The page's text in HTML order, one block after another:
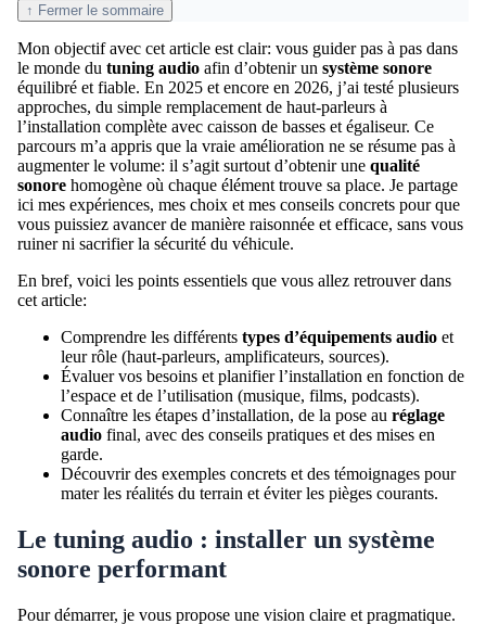
↑ Fermer le sommaire
Mon objectif avec cet article est clair: vous guider pas à pas dans
le monde du tuning audio afin d’obtenir un système sonore
équilibré et fiable. En 2025 et encore en 2026, j’ai testé plusieurs
approches, du simple remplacement de haut-parleurs à
l’installation complète avec caisson de basses et égaliseur. Ce
parcours m’a appris que la vraie amélioration ne se résume pas à
augmenter le volume: il s’agit surtout d’obtenir une qualité
sonore homogène où chaque élément trouve sa place. Je partage
ici mes expériences, mes choix et mes conseils concrets pour que
vous puissiez avancer de manière raisonnée et efficace, sans vous
ruiner ni sacrifier la sécurité du véhicule.
En bref, voici les points essentiels que vous allez retrouver dans
cet article:
Comprendre les différents types d’équipements audio et
leur rôle (haut-parleurs, amplificateurs, sources).
Évaluer vos besoins et planifier l’installation en fonction de
l’espace et de l’utilisation (musique, films, podcasts).
Connaître les étapes d’installation, de la pose au réglage
audio final, avec des conseils pratiques et des mises en
garde.
Découvrir des exemples concrets et des témoignages pour
mater les réalités du terrain et éviter les pièges courants.
Le tuning audio : installer un système
sonore performant
Pour démarrer, je vous propose une vision claire et pragmatique.